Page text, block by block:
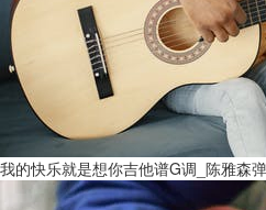
我的快乐就是想你吉他谱G调_陈雅森